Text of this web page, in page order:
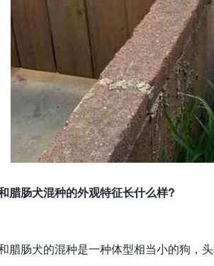
腊肠犬混种的外观特征长什么样?
腊肠犬的混种是一种体型相当小的狗，